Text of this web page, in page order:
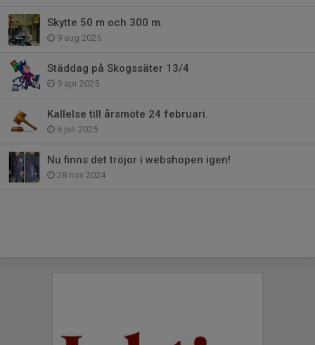
Skytte 50 m och 300 m.
9 aug 2025
Städdag på Skogssäter 13/4
9 apr 2025
Kallelse till årsmöte 24 februari.
6 jan 2025
Nu finns det tröjor i webshopen igen!
28 nov 2024